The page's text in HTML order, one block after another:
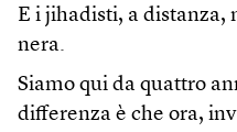
E i jihadisti, a distanza,
nera.
Siamo qui da quattro
differenza è che ora,